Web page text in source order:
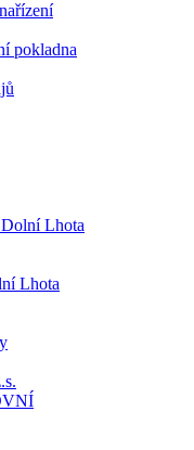
pokladna
Lhota
Lhota